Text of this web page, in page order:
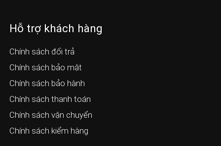
Hỗ trợ khách hàng
Chính sách đổi trả
Chính sách bảo mật
Chính sách bảo hành
Chính sách thanh toán
Chính sách vận chuyển
Chính sách kiểm hàng